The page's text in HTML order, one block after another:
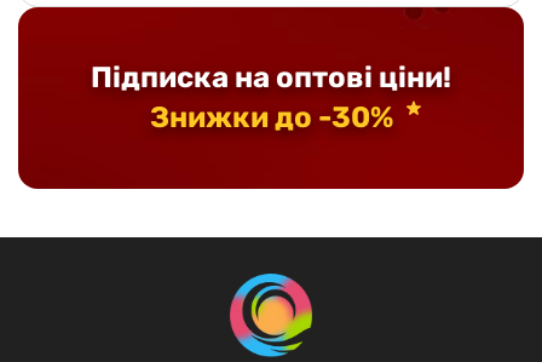
Підписка на оптові ціни!
Знижки до -30%